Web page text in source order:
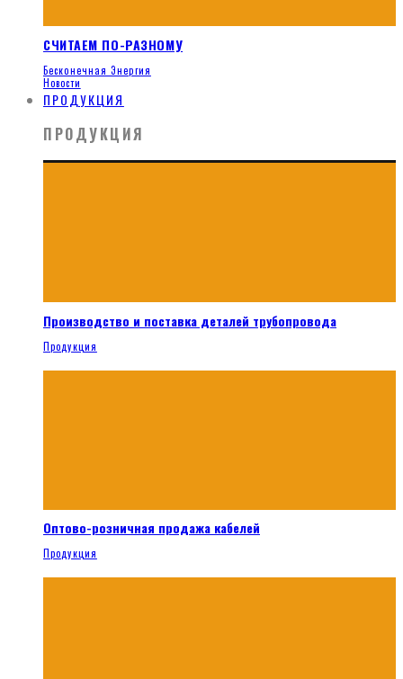
СЧИТАЕМ ПО-РАЗНОМУ
Бесконечная Энергия
Новости
ПРОДУКЦИЯ
ПРОДУКЦИЯ
Производство и поставка деталей трубопровода
Продукция
Оптово-розничная продажа кабелей
Продукция